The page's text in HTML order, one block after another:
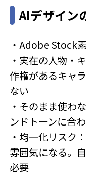
AIデザイン
・Adobe Stock
・実在の人物・
作権があるキャ
ない
・そのまま使わ
ンドトーンに合
・均一化リスク
雰囲気になる。
必要